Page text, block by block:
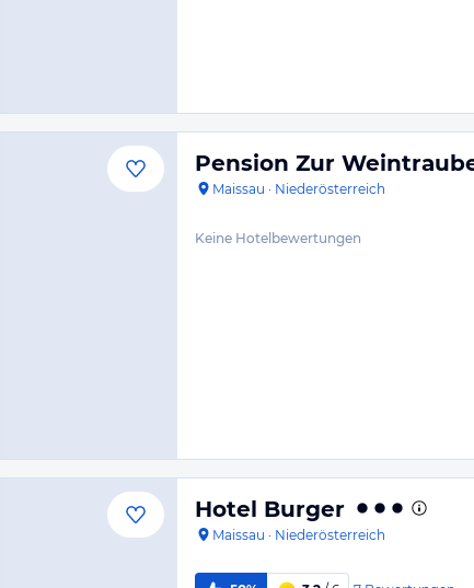
Pension Zur
Maissau · Niederösterreich
Keine Hotelbewertungen
Hotel Burger
Maissau · Niederösterreich